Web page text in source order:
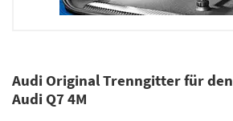
Audi Original Trenngitter für
Audi Q7 4M